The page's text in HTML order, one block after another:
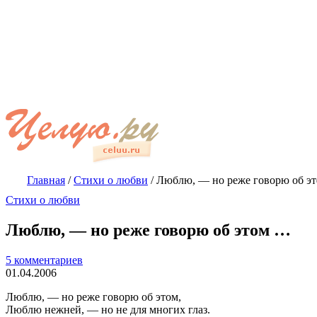
Главная /Стихи о любви /Люблю, — но реже говорю об
Стихи о любви
Люблю, — но реже говорю об этом …
5 комментариев
01.04.2006
Люблю, — но реже говорю об этом,
Люблю нежней, — но не для многих глаз.